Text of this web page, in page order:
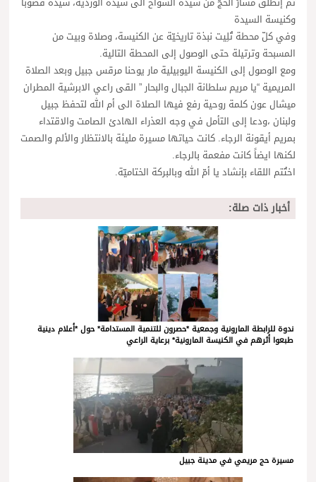
وكنيسة السيدة
وفي كلّ محطة تُلِيت نبذة تاريخيّة عن الكنيسة، وصلاة وبيت من
المسبحة وترتيلة حتى الوصول إلى المحطة التالية.
ومع الوصول إلى الكنيسة اليوبيلية مار يوحنا مرقس جبيل وبعد الصلاة
المريمية “يا مريم سلطانة الجبال والبحار ” القى راعي الابرشية المطران
ميشال عون كلمة روحية رفع فيها الصلاة الى أم الله لتحفظ جبيل
ولبنان ،ودعا إلى التأمل في وجه العذراء الهادئ الصامت والاقتداء
بمريم أيقونة الرجاء. كانت حياتها مسيرة مليئة بالانتظار والألم والصمت
لكنها ايضاً كانت مفعمة بالرجاء.
اختُتم اللقاء بإنشاد يا أمّ الله وبالبركة الختاميّة.
أخبار ذات صلة:
ندوة للرابطة المارونية وجمعية *حصرون للتنمية المستدامة* حول *أعلام دينية
طبعوا أثرهم في الكنيسة المارونية* برعاية الراعي
مسيرة حج مريمي في مدينة جبيل